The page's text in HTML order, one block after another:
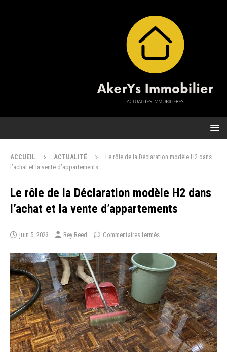
ACCUEIL ACTUALITÉ
Le rôle de la Déclaration modèle H2 dans
l’achat et la vente d’appartements
Le rôle de la Déclaration modèle H2 dans
l’achat et la vente d’appartements
juin 5, 2023 Rey Reed Commentaires fermés